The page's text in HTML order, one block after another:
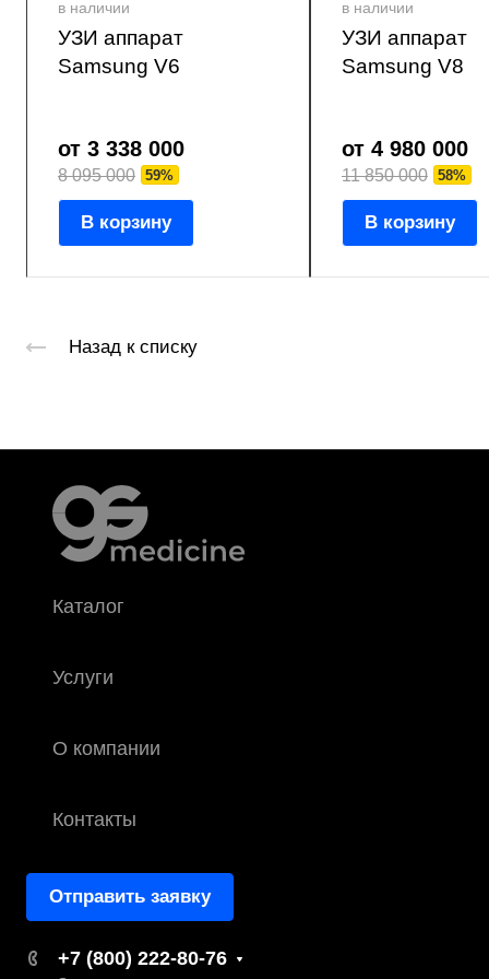
в наличии
УЗИ аппарат
Samsung V6
от 3 338 000
8 095 000 59%
В корзину
в наличии
УЗИ аппарат
Samsung V8
от 4 980 000
11 850 000 58%
В корзину
Назад к списку
Каталог
Услуги
О компании
Контакты
Отправить заявку
+7 (800) 222-80-76